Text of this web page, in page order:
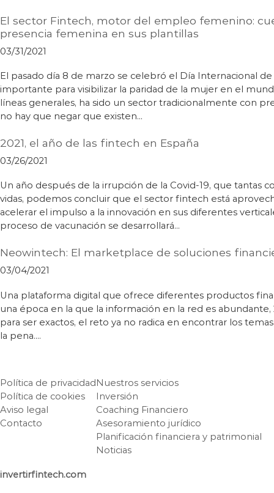
El sector Fintech, motor del empleo femenino:
presencia femenina en sus plantillas
03/31/2021
El pasado día 8 de marzo se celebró el Día Internacional
importante para visibilizar la paridad de la mujer en el
líneas generales, ha sido un sector tradicionalmente con
no hay que negar que existen…
2021, el año de las fintech en España
03/26/2021
Un año después de la irrupción de la Covid-19, que tantas
vidas, podemos concluir que el sector fintech está
acelerar el impulso a la innovación en sus diferentes
proceso de vacunación se desarrollará…
Neowintech: El marketplace de soluciones
03/04/2021
Una plataforma digital que ofrece diferentes productos
una época en la que la información en la red es
para ser exactos, el reto ya no radica en encontrar los
la pena.…
Política de privacidad
Política de cookies
Aviso legal
Contacto
Nuestros servicios
Inversión
Coaching Financiero
Asesoramiento jurídico
Planificación financiera y patrimonial
Noticias
invertirfintech.com